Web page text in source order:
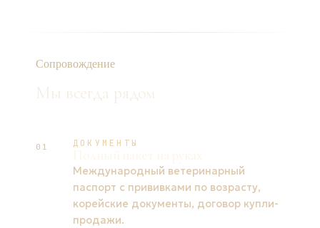
Сопровождение
Мы всегда рядом
01 ДОКУМЕНТЫ
Международный ветеринарный
паспорт с прививками по возрасту,
корейские документы, договор купли-
продажи.